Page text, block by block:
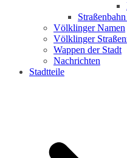
Völklinger Namen
Völklinger
Wappen der Stadt
Nachrichten
Stadtteile